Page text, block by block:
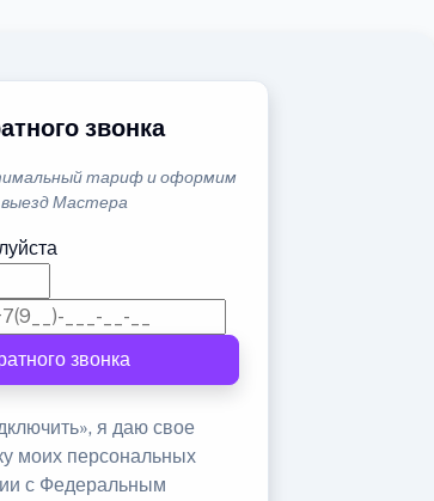
звонка
тариф и оформим
Мастера
звонка
я даю свое
моих персональных
с Федеральным